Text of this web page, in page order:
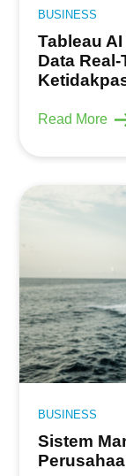
BUSINESS
Tableau
Data
Read More
BUSINESS
Sistem